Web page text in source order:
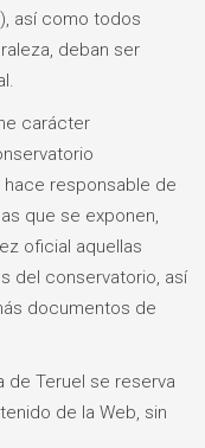
así como todos
deban ser
carácter
responsable de
que se exponen,
oficial aquellas
del conservatorio, así
documentos de
de Teruel se reserva
de la Web, sin